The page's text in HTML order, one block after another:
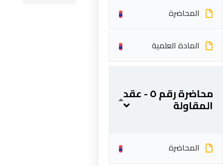
المحاضرة
المادة العلمية
محاضرة رقم ٥ - عقد
المقاولة
المحاضرة
5 شارع 278 – المعادي الجديدة – القاهرة – جمهورية مصر
العربية
info@acarea.com.eg